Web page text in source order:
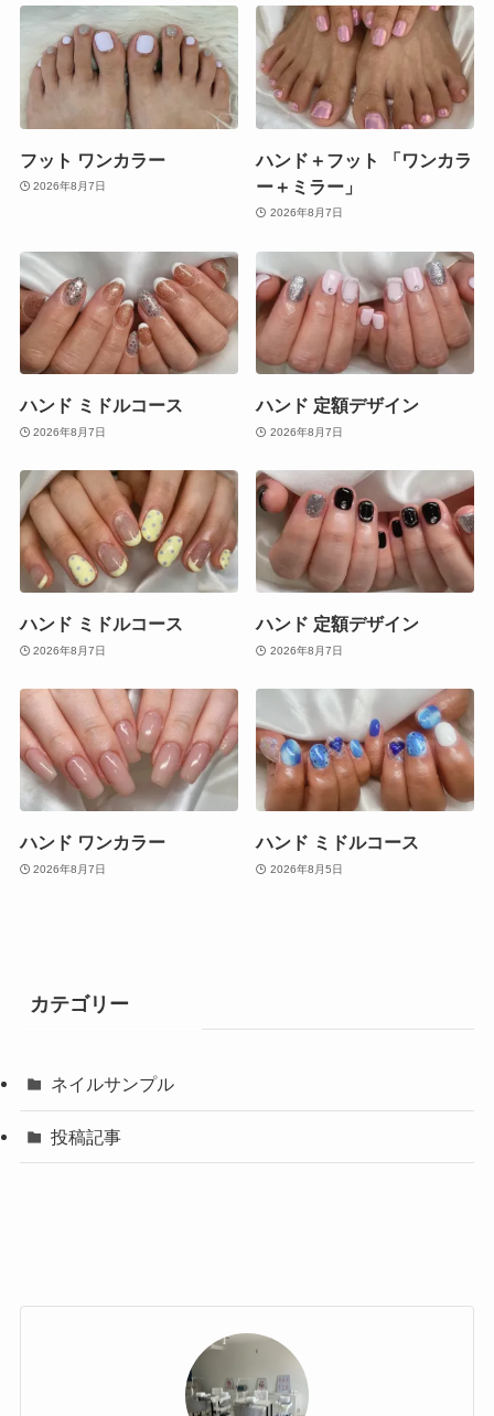
フット ワンカラー
2026年8月7日
ハンド＋フット 「ワンカラ
ー＋ミラー」
2026年8月7日
ハンド ミドルコース
2026年8月7日
ハンド 定額デザイン
2026年8月7日
ハンド ミドルコース
2026年8月7日
ハンド 定額デザイン
2026年8月7日
ハンド ワンカラー
2026年8月7日
ハンド ミドルコース
2026年8月5日
カテゴリー
ネイルサンプル
投稿記事